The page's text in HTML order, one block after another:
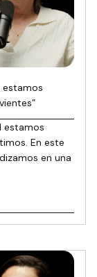
estamos
estamos
En este
en una